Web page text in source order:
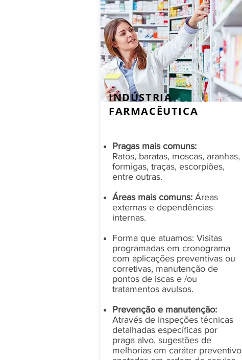
INDÚSTRIA
FARMACÊUTICA
Pragas mais comuns:
Ratos, baratas, moscas, aranhas,
formigas, traças, escorpiões,
entre outras.
Áreas mais comuns: Áreas
externas e dependências
internas.
Forma que atuamos: Visitas
programadas em cronograma
com aplicações preventivas ou
corretivas, manutenção de
pontos de iscas e /ou
tratamentos avulsos.
Prevenção e manutenção:
Através de inspeções técnicas
detalhadas específicas por
praga alvo, sugestões de
melhorias em caráter preventivo